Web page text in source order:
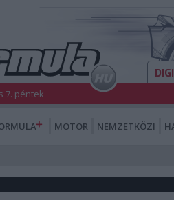
7. péntek
MOTOR NEMZETKÖZI